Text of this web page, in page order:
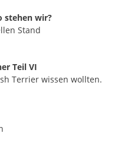
stehen wir?
Stand
Teil VI
Terrier wissen wollten.